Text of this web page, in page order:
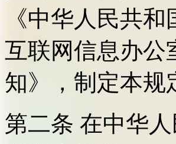
《中华人民共
互联网信息办公
知》，制定本规
第二条 在中华